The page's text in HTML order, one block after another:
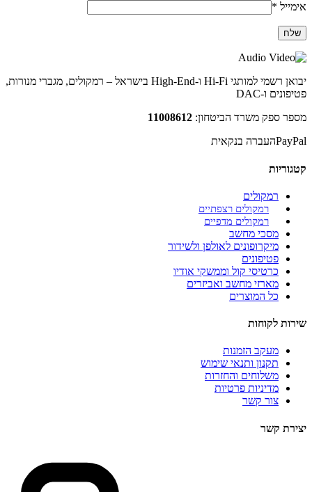
אימייל *
יבואן רשמי למותגי Hi-Fi ו-High-End בישראל – רמקולים, מגברי מנורות,
פטיפונים ו-DAC
מספר ספק משרד הביטחון: 11008612
PayPalהעברה בנקאית
קטגוריות
רמקולים
רמקולים רצפתיים
רמקולים מדפיים
מסכי מחשב
מיקרופונים לאולפן ולשידור
פטיפונים
כרטיסי קול וממשקי אודיו
מארזי מחשב ואביזרים
כל המוצרים
שירות לקוחות
מעקב הזמנות
תקנון ותנאי שימוש
משלוחים והחזרות
מדיניות פרטיות
צור קשר
יצירת קשר